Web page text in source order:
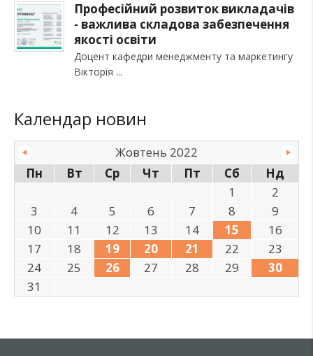
Професійний розвиток викладачів
- важлива складова забезпечення
якості освіти
Доцент кафедри менеджменту та маркетингу
Вікторія
Календар новин
Жовтень 2022
Пн
Вт Ср Чт Пт Сб
Нд
1
2
3
4 5 6 7 8
9
10
11 12 13 14 15
16
17
18 19 20 21 22
23
24
25 26 27 28 29
30
31